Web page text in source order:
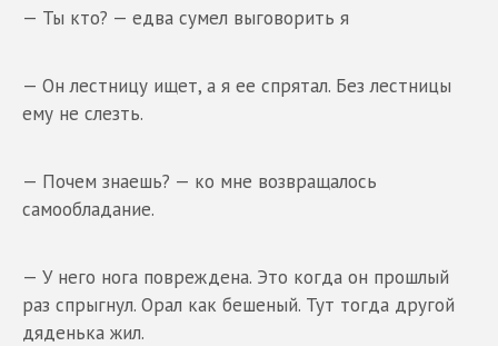
— Ты кто? — едва сумел выговорить я
— Он лестницу ищет, а я ее спрятал. Без лестницы
ему не слезть.
— Почем знаешь? — ко мне возвращалось
самообладание.
— У него нога повреждена. Это когда он прошлый
раз спрыгнул. Орал как бешеный. Тут тогда другой
дяденька жил.